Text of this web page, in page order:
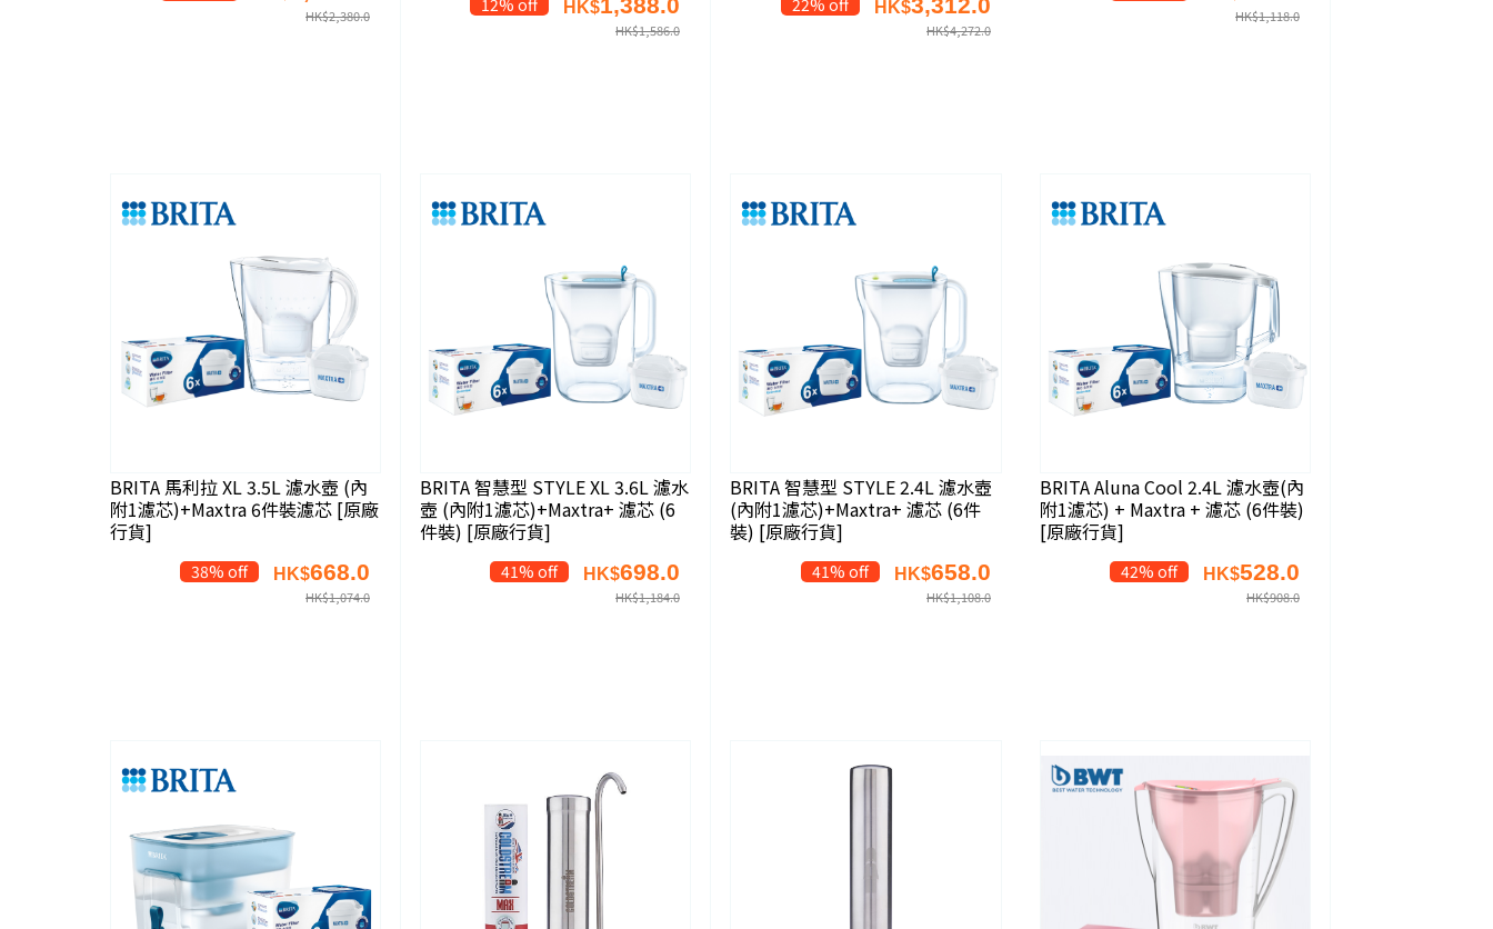
HK$2,380.0 12% off HK$
HK$1,586.0
22% off HK$
HK$4,272.0
HK$1,118.0
BRITA 馬利拉 XL 3.5L 濾水壺 (內
附1濾芯)+Maxtra 6件裝濾芯 [原廠
行貨]
38% off HK$668.0
HK$1,074.0
BRITA 智慧型 STYLE XL 3.6L 濾水
壺 (內附1濾芯)+Maxtra+ 濾芯 (6
件裝) [原廠行貨]
41% off HK$698.0
HK$1,184.0
BRITA 智慧型 STYLE 2.4L 濾水壺
(內附1濾芯)+Maxtra+ 濾芯 (6件
裝) [原廠行貨]
41% off HK$658.0
HK$1,108.0
BRITA Aluna Cool 2.4L 濾水壺(內
附1濾芯) + Maxtra + 濾芯 (6件裝)
[原廠行貨]
42% off HK$528.0
HK$908.0